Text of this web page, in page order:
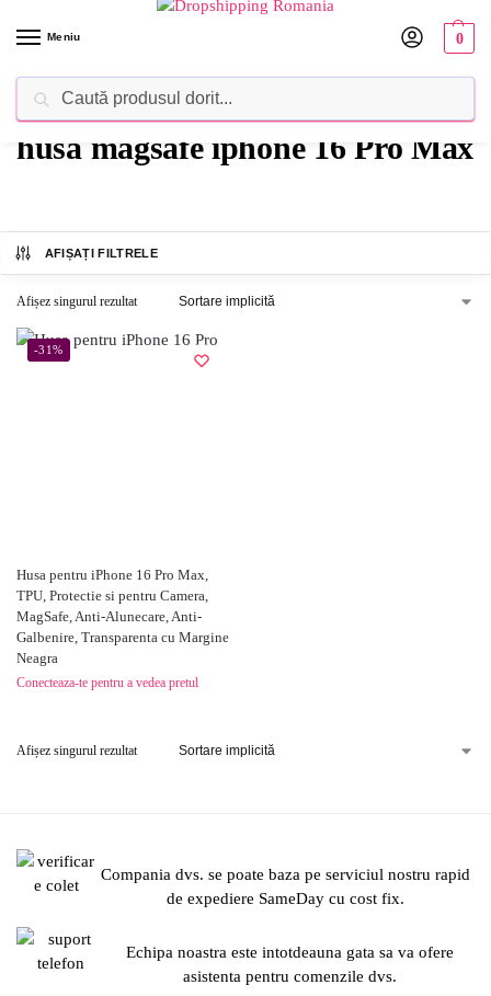
Meniu 0
Dropshipping Romania⚡ Furnizorul tău de produse
husa magsafe iphone 16 Pro Max
AFIȘAȚI FILTRELE
Afișez singurul rezultat
-31%
Husa pentru iPhone 16 Pro Max,
TPU, Protectie si pentru Camera,
MagSafe, Anti-Alunecare, Anti-
Galbenire, Transparenta cu Margine
Neagra
Conecteaza-te pentru a vedea pretul
Afișez singurul rezultat
Compania dvs. se poate baza pe serviciul nostru rapid
de expediere SameDay cu cost fix.
Echipa noastra este intotdeauna gata sa va ofere
asistenta pentru comenzile dvs.